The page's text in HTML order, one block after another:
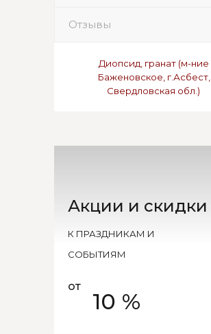
Отзывы
Диопсид, гранат (м-ние
Баженовское, г.Асбест,
Свердловская обл.)
Акции и скидки
К ПРАЗДНИКАМ И
СОБЫТИЯМ
от
10 %